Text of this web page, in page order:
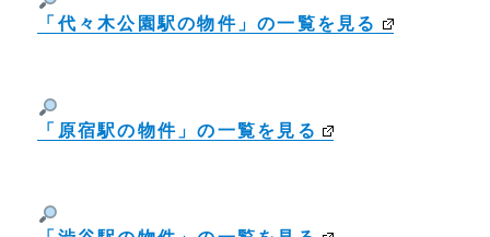
「代々木公園駅の物件」の一覧を見る
「原宿駅の物件」の一覧を見る